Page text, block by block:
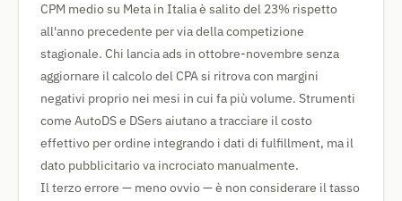
CPM medio su Meta in Italia è salito del 23% rispetto
all'anno precedente per via della competizione
stagionale. Chi lancia ads in ottobre-novembre senza
aggiornare il calcolo del CPA si ritrova con margini
negativi proprio nei mesi in cui fa più volume. Strumenti
come AutoDS e DSers aiutano a tracciare il costo
effettivo per ordine integrando i dati di fulfillment, ma il
dato pubblicitario va incrociato manualmente.
Il terzo errore — meno ovvio — è non considerare il tasso